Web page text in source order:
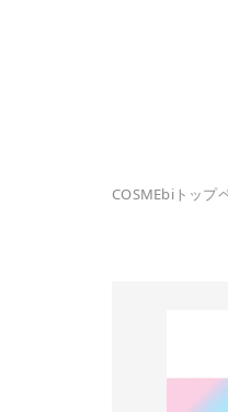
COSMEbiトップ